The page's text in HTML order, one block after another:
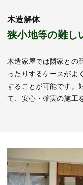
木造解体
狭小地等の難し
木造家屋では隣家との
ったりするケースがよ
することが可能です。
て、安心・確実の施工